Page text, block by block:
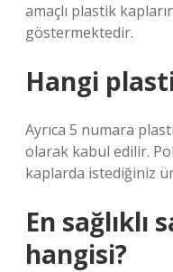
amaçlı plastik
göstermektedir.
Hangi
Ayrıca 5 numara
olarak kabul edilir.
kaplarda istediğiniz
En sağlıklı
hangisi?